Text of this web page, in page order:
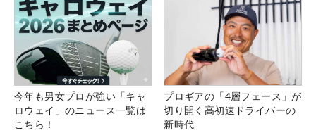
今年も男女プロが強い「キャ
ロウェイ」のニュース一覧は
こちら！
プロギアの「4層フェース」が
切り開く高初速ドライバーの
新時代